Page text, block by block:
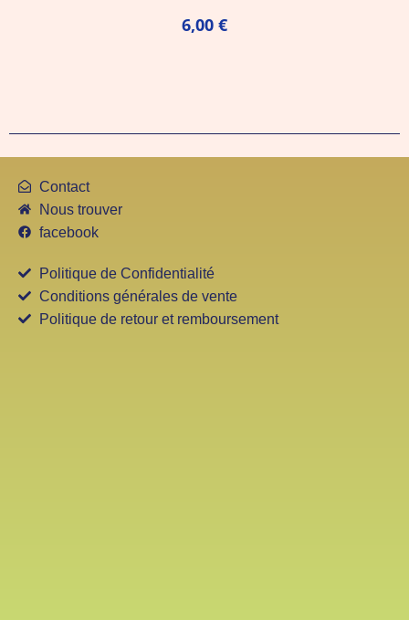
6,00 €
Contact
Nous trouver
facebook
Politique de Confidentialité
Conditions générales de vente
Politique de retour et remboursement